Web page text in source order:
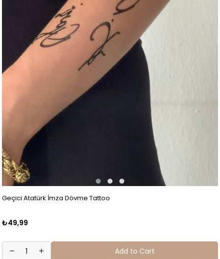
Geçici Atatürk İmza Dövme Tattoo
₺49,99
Add to Cart